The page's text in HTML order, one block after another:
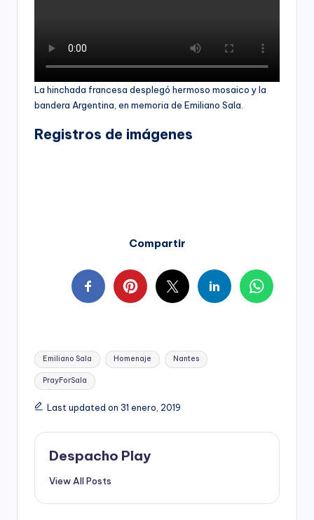
La hinchada francesa desplegó hermoso mosaico y la
bandera Argentina, en memoria de Emiliano Sala.
Registros de imágenes
Compartir
Tags:
Emiliano Sala Homenaje Nantes
PrayForSala
Last updated on 31 enero, 2019
Despacho Play
View All Posts